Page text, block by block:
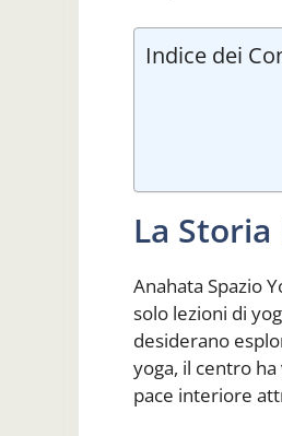
Indice dei
La
Anahata Spazio
solo lezioni di
desiderano
yoga, il centro
pace interiore